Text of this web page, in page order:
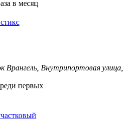
в месяц
Врангель, Внутрипортовая улица,
первых